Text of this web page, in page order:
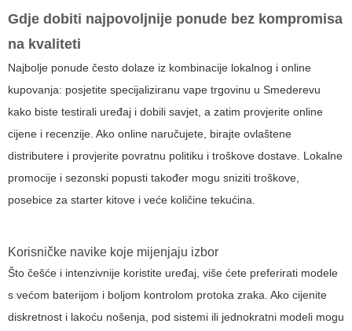
Gdje dobiti najpovoljnije ponude bez kompromisa
na kvaliteti
Najbolje ponude često dolaze iz kombinacije lokalnog i online
kupovanja: posjetite specijaliziranu vape trgovinu u Smederevu
kako biste testirali uređaj i dobili savjet, a zatim provjerite online
cijene i recenzije. Ako online naručujete, birajte ovlaštene
distributere i provjerite povratnu politiku i troškove dostave. Lokalne
promocije i sezonski popusti također mogu sniziti troškove,
posebice za starter kitove i veće količine tekućina.
Korisničke navike koje mijenjaju izbor
Što češće i intenzivnije koristite uređaj, više ćete preferirati modele
s većom baterijom i boljom kontrolom protoka zraka. Ako cijenite
diskretnost i lakoću nošenja, pod sistemi ili jednokratni modeli mogu